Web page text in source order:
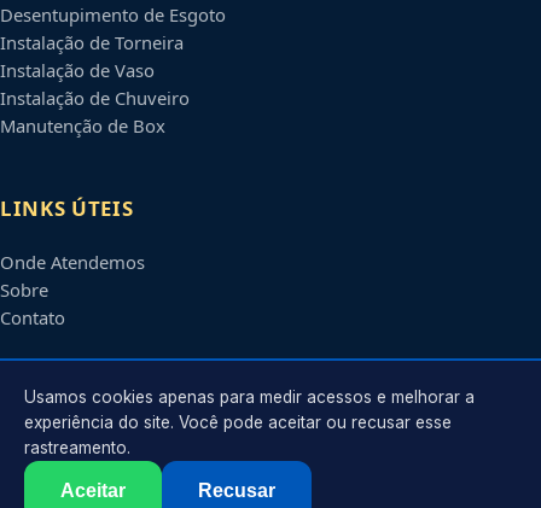
Desentupimento de Esgoto
Instalação de Torneira
Instalação de Vaso
Instalação de Chuveiro
Manutenção de Box
LINKS ÚTEIS
Onde Atendemos
Sobre
Contato
CONTATO
Atendimento em
contato@encanadoremmanaus.com.br
Usamos cookies apenas para medir acessos e melhorar a
experiência do site. Você pode aceitar ou recusar esse
rastreamento.
Aceitar Recusar